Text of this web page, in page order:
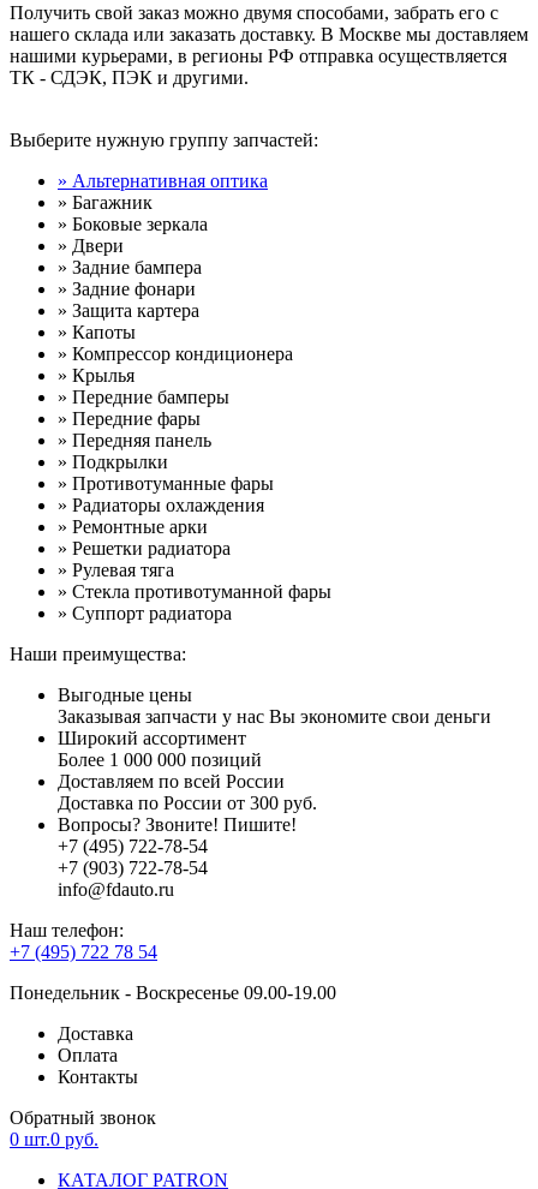
Получить свой заказ можно двумя способами, забрать его с
нашего склада или заказать доставку. В Москве мы доставляем
нашими курьерами, в регионы РФ отправка осуществляется
ТК - СДЭК, ПЭК и другими.
Выберите нужную группу запчастей:
» Альтернативная оптика
» Багажник
» Боковые зеркала
» Двери
» Задние бампера
» Задние фонари
» Защита картера
» Капоты
» Компрессор кондиционера
» Крылья
» Передние бамперы
» Передние фары
» Передняя панель
» Подкрылки
» Противотуманные фары
» Радиаторы охлаждения
» Ремонтные арки
» Решетки радиатора
» Рулевая тяга
» Стекла противотуманной фары
» Суппорт радиатора
Наши преимущества:
Выгодные цены
Заказывая запчасти у нас Вы экономите свои деньги
Широкий ассортимент
Более 1 000 000 позиций
Доставляем по всей России
Доставка по России от 300 руб.
Вопросы? Звоните! Пишите!
+7 (495) 722-78-54
+7 (903) 722-78-54
info@fdauto.ru
Наш телефон:
+7 (495) 722 78 54
Понедельник - Воскресенье 09.00-19.00
Доставка
Оплата
Контакты
Обратный звонок
0 шт.0 руб.
КАТАЛОГ PATRON